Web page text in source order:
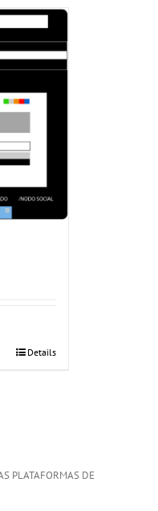
Details
PLATAFORMAS DE